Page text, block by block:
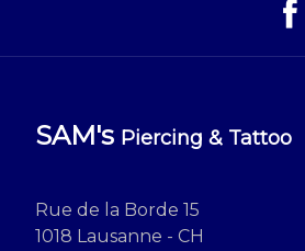
SAM's Piercing & Tattoo
Rue de la Borde 15
1018 Lausanne - CH